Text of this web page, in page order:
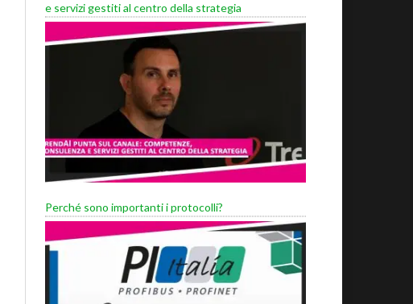
e servizi gestiti al centro della strategia
Perché sono importanti i protocolli?